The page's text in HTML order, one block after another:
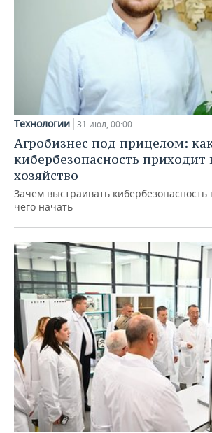
Технологии 31 июл, 00:00
Агробизнес под прицелом:
кибербезопасность приходит
хозяйство
Зачем выстраивать кибербезопасность
чего начать